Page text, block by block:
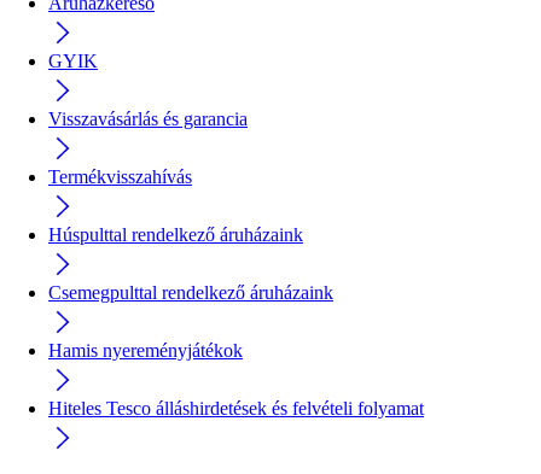
GYIK
Visszavásárlás és garancia
Termékvisszahívás
Húspulttal rendelkező áruházaink
Csemegpulttal rendelkező áruházaink
Hamis nyereményjátékok
Hiteles Tesco álláshirdetések és felvételi folyamat